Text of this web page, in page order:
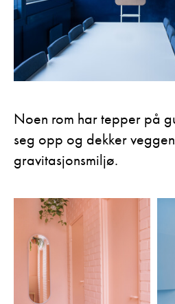
Noen rom har tepper på
seg opp og dekker
gravitasjonsmiljø.